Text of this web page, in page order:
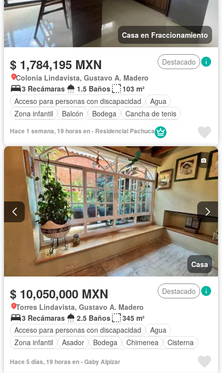
Casa en Fraccionamiento
$ 1,784,195 MXN
Destacado
Colonia Lindavista, Gustavo A. Madero
3 Recámaras
1.5 Baños
103 m²
Acceso para personas con discapacidad
Agua
Zona infantil
Balcón Bodega
Cancha de tenis
Circuito cerrado de televisión
Cuarto de Limpieza
Cuarto de servicio
Electricidad
Estacionamiento
Gimnasio
Jardín Recámara con closet
Sala polivalente
Seguridad
Terraza Vista panorámica
Wifi
Zonas verdes
Parcialmente amueblado
Hace 1 semana, 19 horas en - Residencial Pachuca
Casa
$ 10,050,000 MXN
Destacado
Torres Lindavista, Gustavo A. Madero
3 Recámaras
2.5 Baños
345 m²
Acceso para personas con discapacidad
Agua
Zona infantil
Asador Bodega Chimenea
Cisterna
Internet
Recámara con closet
Wifi
Hace 5 días, 19 horas en - Gaby Alpizar